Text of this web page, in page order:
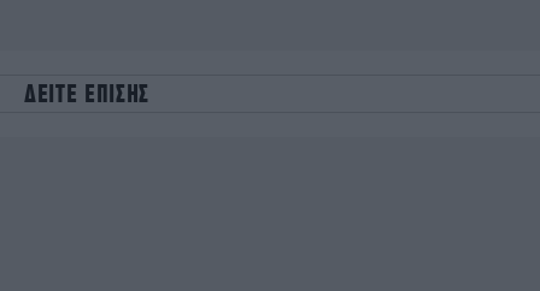
ΔΕΙΤΕ ΕΠΙΣΗΣ